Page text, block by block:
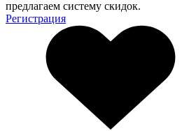
предлагаем систему скидок.
Регистрация